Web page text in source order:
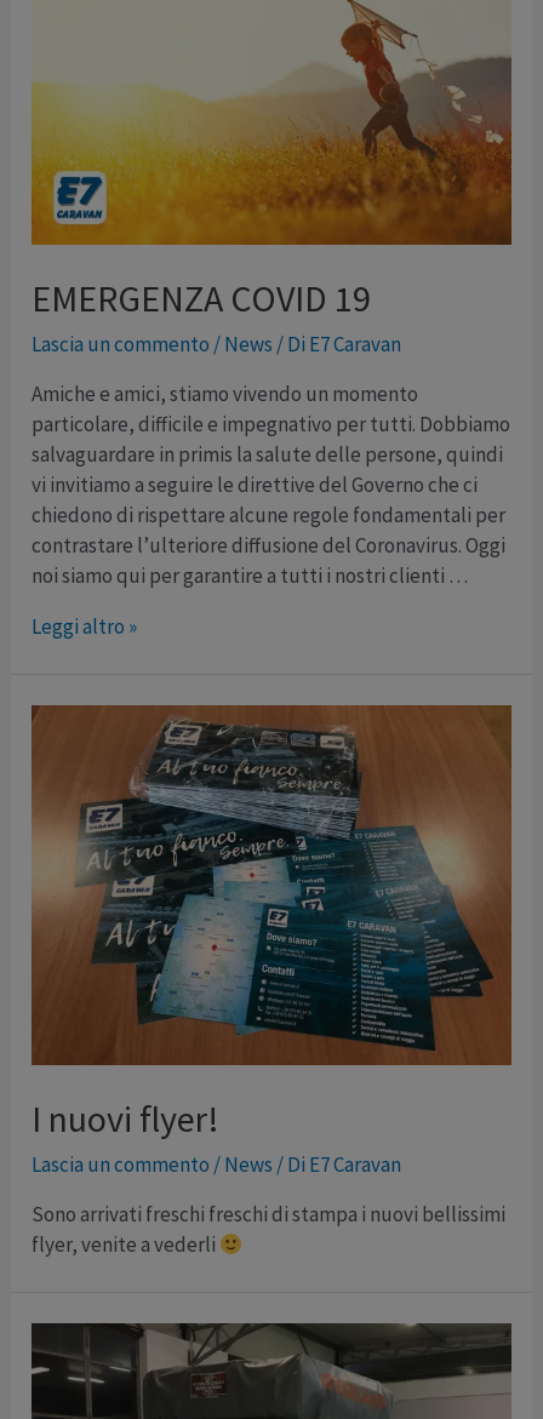
EMERGENZA COVID 19
Lascia un commento /News / Di E7 Caravan
Amiche e amici, stiamo vivendo un momento
particolare, difficile e impegnativo per tutti. Dobbiamo
salvaguardare in primis la salute delle persone, quindi
vi invitiamo a seguire le direttive del Governo che ci
chiedono di rispettare alcune regole fondamentali per
contrastare l’ulteriore diffusione del Coronavirus. Oggi
noi siamo qui per garantire a tutti i nostri clienti …
EMERGENZA
Leggi altro »
I nuovi flyer!
Lascia un commento /News / Di E7 Caravan
Sono arrivati freschi freschi di stampa i nuovi bellissimi
flyer, venite a vederli